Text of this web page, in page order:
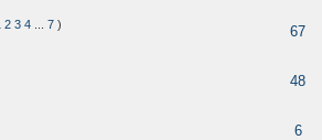
2 3 4 7 )
67
48
6